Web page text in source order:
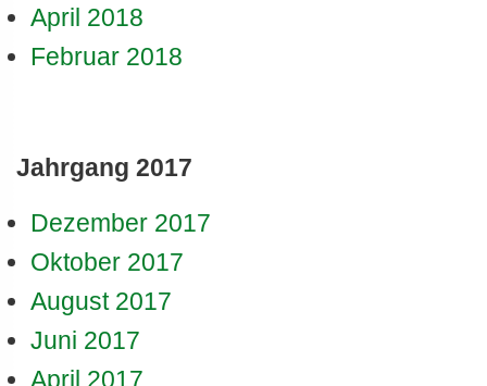
April 2018
Februar 2018
Jahrgang 2017
Dezember 2017
Oktober 2017
August 2017
Juni 2017
April 2017